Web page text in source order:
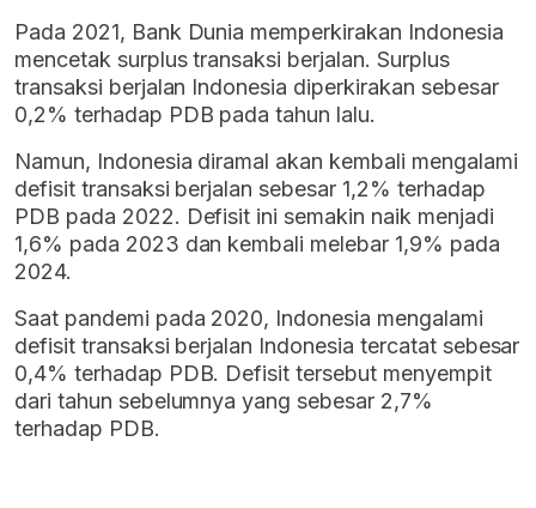
Pada 2021, Bank Dunia memperkirakan Indonesia
mencetak surplus transaksi berjalan. Surplus
transaksi berjalan Indonesia diperkirakan sebesar
0,2% terhadap PDB pada tahun lalu.
Namun, Indonesia diramal akan kembali mengalami
defisit transaksi berjalan sebesar 1,2% terhadap
PDB pada 2022. Defisit ini semakin naik menjadi
1,6% pada 2023 dan kembali melebar 1,9% pada
2024.
Saat pandemi pada 2020, Indonesia mengalami
defisit transaksi berjalan Indonesia tercatat sebesar
0,4% terhadap PDB. Defisit tersebut menyempit
dari tahun sebelumnya yang sebesar 2,7%
terhadap PDB.